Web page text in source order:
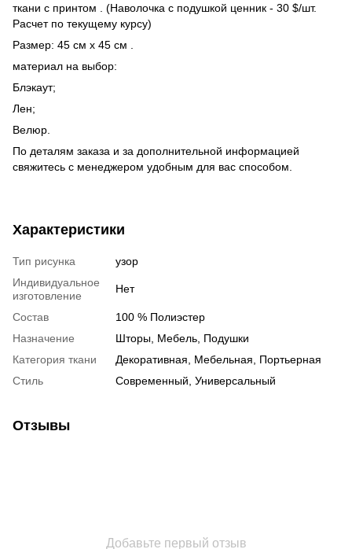
ткани с принтом . (Наволочка с подушкой ценник - 30 $/шт.
Расчет по текущему курсу)
Размер: 45 см х 45 см .
материал на выбор:
Блэкаут;
Лен;
Велюр.
По деталям заказа и за дополнительной информацией
свяжитесь с менеджером удобным для вас способом.
Характеристики
Тип рисунка
узор
Индивидуальное
изготовление
Нет
Состав
100 % Полиэстер
Назначение
Шторы, Мебель, Подушки
Категория ткани
Декоративная, Мебельная, Портьерная
Стиль
Современный, Универсальный
Отзывы
Добавьте первый отзыв